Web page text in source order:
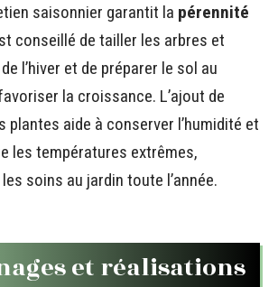
saisonnier garantit la pérennité
conseillé de tailler les arbres et
l’hiver et de préparer le sol au
la croissance. L’ajout de
plantes aide à conserver l’humidité et
les températures extrêmes,
soins au jardin toute l’année.
et réalisations